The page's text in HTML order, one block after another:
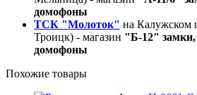
домофоны
ТСК "Молоток" на Калужском
Троицк) - магазин "Б-12" замки,
домофоны
Похожие товары